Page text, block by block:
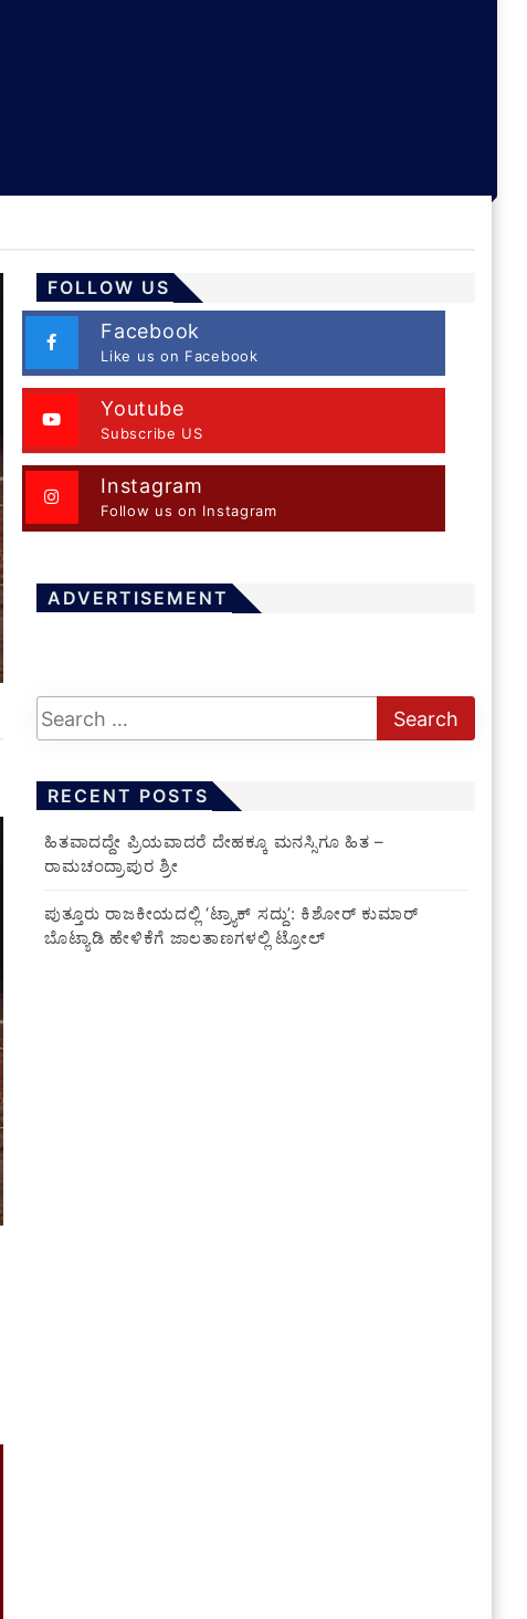
FOLLOW US
Facebook
Like us on Facebook
Youtube
Subscribe US
Instagram
Follow us on Instagram
ADVERTISEMENT
RECENT POSTS
ಹಿತವಾದದ್ದೇ ಪ್ರಿಯವಾದರೆ ದೇಹಕ್ಕೂ ಮನಸ್ಸಿಗೂ ಹಿತ –
ರಾಮಚಂದ್ರಾಪುರ ಶ್ರೀ
ಪುತ್ತೂರು ರಾಜಕೀಯದಲ್ಲಿ ‘ಟ್ರ್ಯಾಕ್ ಸದ್ದು’: ಕಿಶೋರ್ ಕುಮಾರ್
ಬೊಟ್ಯಾಡಿ ಹೇಳಿಕೆಗೆ ಜಾಲತಾಣಗಳಲ್ಲಿ ಟ್ರೋಲ್